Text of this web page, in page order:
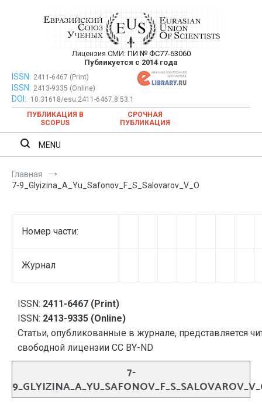
Евразийский Союз Ученых —
публикация научных статей в
ежемесячном научном журнале
Лицензия СМИ: ПИ № ФС77-63060
Публикуется с 2014 года
Евразийский Союз Ученых — публикация научных статей в
ежемесячном научном журнале
ISSN: 2411-6467 (Print)
ISSN: 2413-9335 (Online)
DOI:
10.31618/esu.2411-6467.8.53.1
ПУБЛИКАЦИЯ В
SCOPUS
СРОЧНАЯ
ПУБЛИКАЦИЯ
MENU
Главная
7-9_Glyizina_A_Yu_Safonov_F_S_Salovarov_V_O
Номер части:
Журнал
ISSN: 2411-6467 (Print)
ISSN: 2413-9335 (Online)
Статьи, опубликованные в журнале, представляется
свободной лицензии CC BY-ND
7-